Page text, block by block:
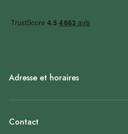
Adresse et horaires
Contact